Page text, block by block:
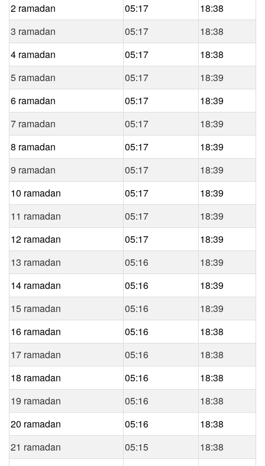
2 ramadan
05:17
18:38
3 ramadan
05:17
18:38
4 ramadan
05:17
18:38
5 ramadan
05:17
18:39
6 ramadan
05:17
18:39
7 ramadan
05:17
18:39
8 ramadan
05:17
18:39
9 ramadan
05:17
18:39
10 ramadan
05:17
18:39
11 ramadan
05:17
18:39
12 ramadan
05:17
18:39
13 ramadan
05:16
18:39
14 ramadan
05:16
18:39
15 ramadan
05:16
18:39
16 ramadan
05:16
18:38
17 ramadan
05:16
18:38
18 ramadan
05:16
18:38
19 ramadan
05:16
18:38
20 ramadan
05:16
18:38
21 ramadan
05:15
18:38